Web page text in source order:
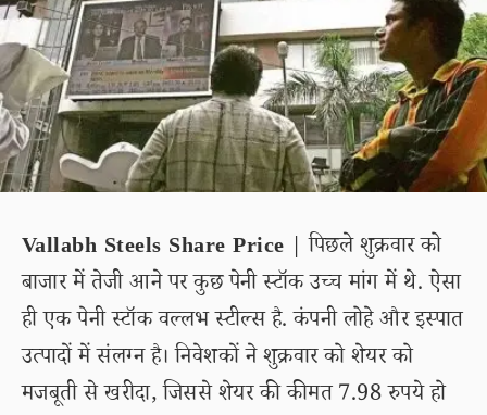
Vallabh Steels Share Price | पिछले शुक्रवार को
बाजार में तेजी आने पर कुछ पेनी स्टॉक उच्च मांग में थे. ऐसा
ही एक पेनी स्टॉक वल्लभ स्टील्स है. कंपनी लोहे और इस्पात
उत्पादों में संलग्न है। निवेशकों ने शुक्रवार को शेयर को
मजबूती से खरीदा, जिससे शेयर की कीमत 7.98 रुपये हो